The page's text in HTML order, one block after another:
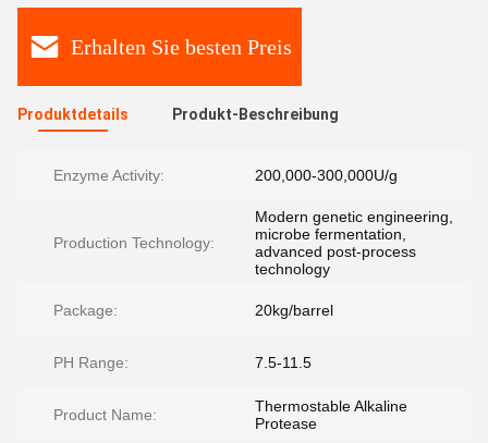
Erhalten Sie besten Preis
Produktdetails Produkt-Beschreibung
Enzyme Activity: 200,000-300,000U/g
Production Technology:
Modern genetic engineering,
microbe fermentation,
advanced post-process
technology
Package: 20kg/barrel
PH Range: 7.5-11.5
Product Name:
Thermostable Alkaline
Protease